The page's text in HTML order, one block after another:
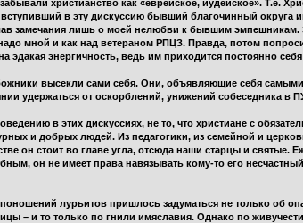
христианство как «еврейское, иудейское». Т.е.
в эту дискуссию бывший благочинный
замечания лишь о моей нелюбви к бывшим
мной и как над ветераном РПЦЗ. Правда, потом
эдакая энергичность, ведь им приходится постоянно
высекли сами себя. Они, объявляющие себя
удержаться от оскорблений, унижений собеседника в
в этих дискуссиях, не то, что христиане с
и добрых людей. Из педагогики, из семейной и
он стоит во главе угла, отсюда наши старцы и
он не имеет права навязывать кому-то его
лурьитов пришлось задуматься не только об
– и то только по гнили имяславия. Однако по